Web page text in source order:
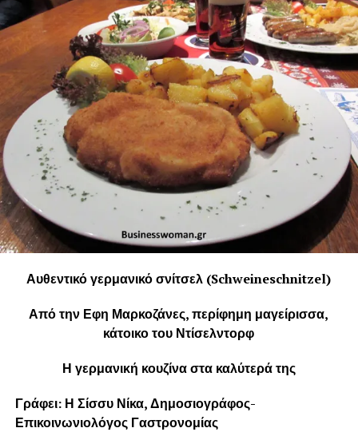
Αυθεντικό γερμανικό σνίτσελ (Schweineschnitzel)
Από την Εφη Μαρκοζάνες, περίφημη μαγείρισσα,
κάτοικο του Ντίσελντορφ
Η γερμανική κουζίνα στα καλύτερά της
Γράφει: Η Σίσσυ Νίκα, Δημοσιογράφος-
Επικοινωνιολόγος Γαστρονομίας